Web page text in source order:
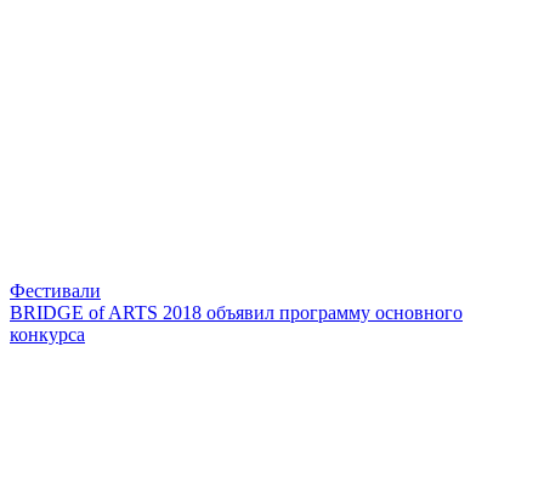
Фестивали
BRIDGE of ARTS 2018 объявил программу основного
конкурса